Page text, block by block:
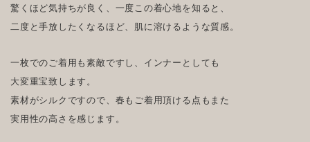
驚くほど気持ちが良く、一度この着心地を知ると、
二度と手放したくなるほど、肌に溶けるような質感。
一枚でのご着用も素敵ですし、インナーとしても
大変重宝致します。
素材がシルクですので、春もご着用頂ける点もまた
実用性の高さを感じます。